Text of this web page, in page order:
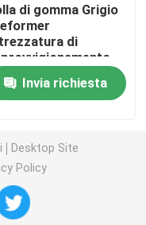
in plastica
di gomma Grigio
di
25°C 20L/min
schermo LCD a
ad alta
Invia richiesta
Desktop Site
Policy